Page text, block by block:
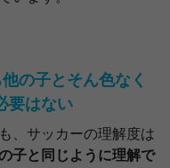
の子とそん色なく
要はない
、サッカーの理解度は
子と同じように理解で